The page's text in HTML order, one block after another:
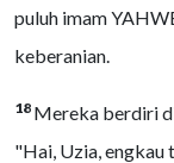
puluh imam
keberanian.
18 Mereka berdiri
"Hai, Uzia, engkau